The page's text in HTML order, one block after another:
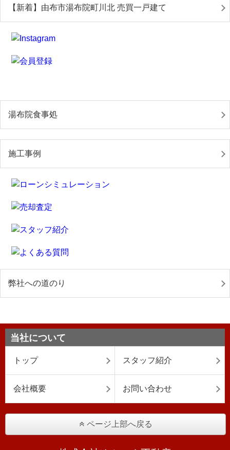
【新着】由布市湯布院町川北 売買一戸建て
湯布院食事処
施工事例
弊社への道のり
当社について
トップ スタッフ紹介
会社概要 お問い合わせ
ページ上部へ戻る